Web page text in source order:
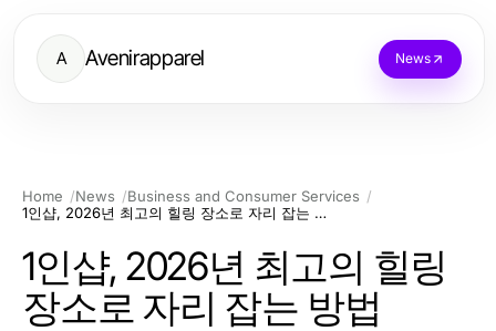
A Avenirapparel News
Home News
Business and Consumer Services
1인샵, 2026년 최고의 힐링 장소로 자리 잡는 방법
1인샵, 2026년 최고의 힐링
장소로 자리 잡는 방법